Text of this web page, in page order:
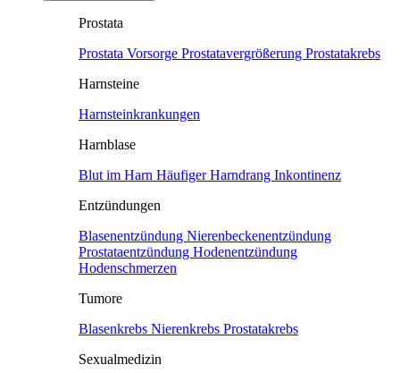
Prostata
Prostata Vorsorge Prostatavergrößerung Prostatakrebs
Harnsteine
Harnsteinkrankungen
Harnblase
Blut im Harn Häufiger Harndrang Inkontinenz
Entzündungen
Blasenentzündung Nierenbeckenentzündung
Prostataentzündung Hodenentzündung
Hodenschmerzen
Tumore
Blasenkrebs Nierenkrebs Prostatakrebs
Sexualmedizin